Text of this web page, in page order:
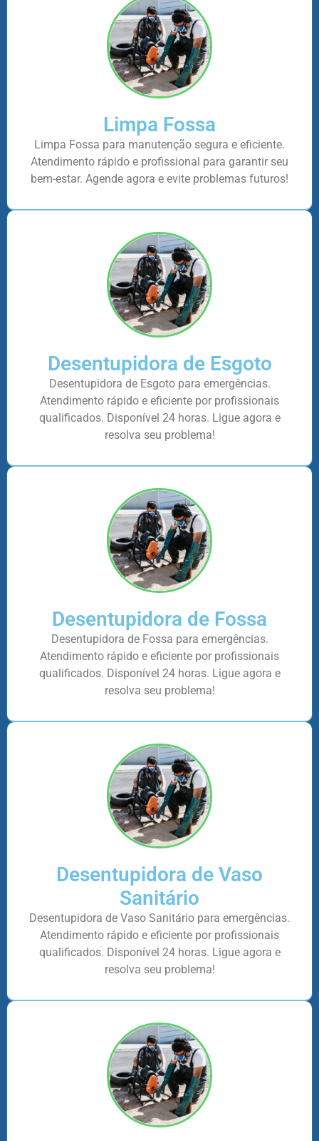
Limpa Fossa
Limpa Fossa para manutenção segura e eficiente.
Atendimento rápido e profissional para garantir seu
bem-estar. Agende agora e evite problemas futuros!
Desentupidora de Esgoto
Desentupidora de Esgoto para emergências.
Atendimento rápido e eficiente por profissionais
qualificados. Disponível 24 horas. Ligue agora e
resolva seu problema!
Desentupidora de Fossa
Desentupidora de Fossa para emergências.
Atendimento rápido e eficiente por profissionais
qualificados. Disponível 24 horas. Ligue agora e
resolva seu problema!
Desentupidora de Vaso
Sanitário
Desentupidora de Vaso Sanitário para emergências.
Atendimento rápido e eficiente por profissionais
qualificados. Disponível 24 horas. Ligue agora e
resolva seu problema!